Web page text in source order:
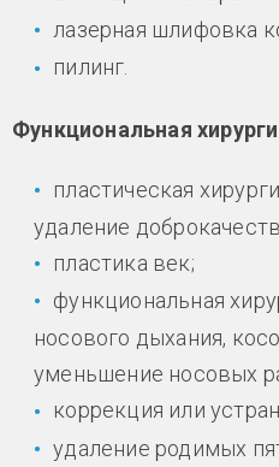
лазерная шлифовка
пилинг.
Функциональная
пластическая
удаление
пластика век;
функциональная
носового дыхания,
уменьшение носовых
коррекция или
удаление родимых